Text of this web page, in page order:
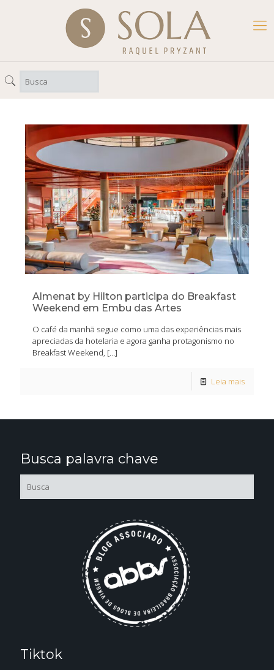
Almenat by Hilton participa do Breakfast
Weekend em Embu das Artes
O café da manhã segue como uma das experiências mais
apreciadas da hotelaria e agora ganha protagonismo no
Breakfast Weekend, […]
Leia mais
Busca palavra chave
Tiktok